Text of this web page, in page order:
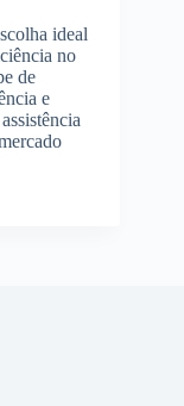
ideal
no
de
e